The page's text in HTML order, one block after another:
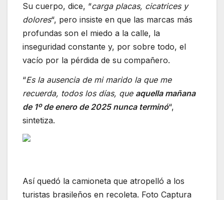
Su cuerpo, dice, “carga placas, cicatrices y
dolores“, pero insiste en que las marcas más
profundas son el miedo a la calle, la
inseguridad constante y, por sobre todo, el
vacío por la pérdida de su compañero.
“Es la ausencia de mi marido la que me
recuerda, todos los días, que aquella mañana
de 1º de enero de 2025 nunca terminó“,
sintetiza.
Así quedó la camioneta que atropelló a los
turistas brasileños en recoleta. Foto Captura